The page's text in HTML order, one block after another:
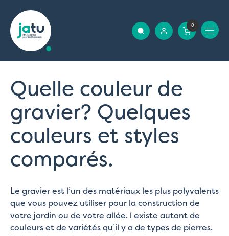
0
Quelle couleur de
gravier? Quelques
couleurs et styles
comparés.
Le gravier est l’un des matériaux les plus polyvalents
que vous pouvez utiliser pour la construction de
votre jardin ou de votre allée. l existe autant de
couleurs et de variétés qu’il y a de types de pierres.